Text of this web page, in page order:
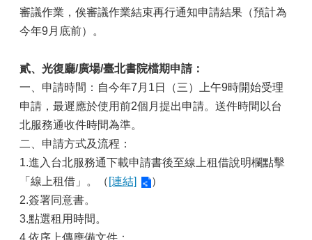
審議作業，俟審議作業結束再行通知申請結果（預計為
今年9月底前）。
貳、光復廳/廣場/臺北書院檔期申請：
一、申請時間：自今年7月1日（三）上午9時開始受理
申請，最遲應於使用前2個月提出申請。送件時間以台
北服務通收件時間為準。
二、申請方式及流程：
1.進入台北服務通下載申請書後至線上租借說明欄點擊
「線上租借」。（ [連結]
）
2.簽署同意書。
3.點選租用時間。
4.依序上傳應備文件：